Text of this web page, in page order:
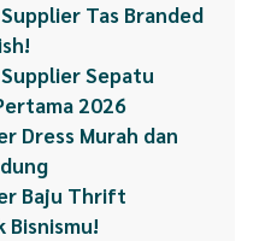
Tas Branded
Sepatu
2026
Dress Murah dan
Baju Thrift
Bisnismu!